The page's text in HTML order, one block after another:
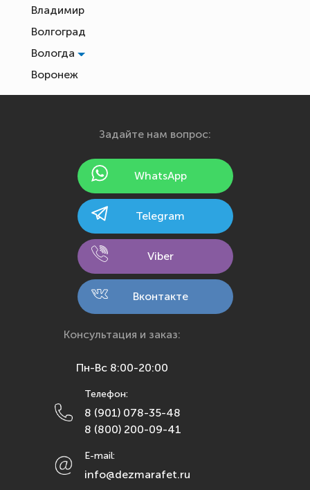
Владимир
Волгоград
Вологда
Воронеж
Екатеринбург
Йошкар-Ола
Калининград
Кемерово
Кострома
Краснодар
Красноярск
Махачкала
Москва
Набережные Челны
Нижний Новгород
Задайте нам вопрос:
WhatsApp
Telegram
Viber
Вконтакте
Консультация и заказ:
Пн-Вс 8:00-20:00
Телефон:
8 (901) 078-35-48
8 (800) 200-09-41
E-mail:
info@dezmarafet.ru